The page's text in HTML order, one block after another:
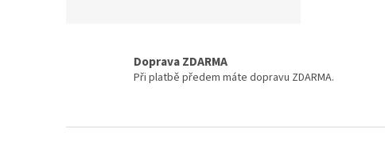
Doprava ZDARMA
Při platbě předem máte dopravu ZDARMA.